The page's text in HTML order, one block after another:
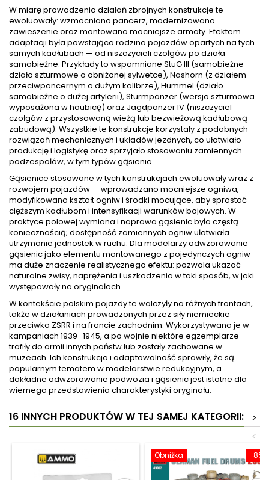
W miarę prowadzenia działań zbrojnych konstrukcje te
ewoluowały: wzmocniano pancerz, modernizowano
zawieszenie oraz montowano mocniejsze armaty. Efektem
adaptacji była powstająca rodzina pojazdów opartych na tych
samych kadłubach — od niszczycieli czołgów po działa
samobieżne. Przykłady to wspomniane StuG III (samobieżne
działo szturmowe o obniżonej sylwetce), Nashorn (z działem
przeciwpancernym o dużym kalibrze), Hummel (działo
samobieżne o dużej artylerii), Sturmpanzer (wersja szturmowa
wyposażona w haubicę) oraz Jagdpanzer IV (niszczyciel
czołgów z przystosowaną wieżą lub bezwieżową kadłubową
zabudową). Wszystkie te konstrukcje korzystały z podobnych
rozwiązań mechanicznych i układów jezdnych, co ułatwiało
produkcję i logistykę oraz sprzyjało stosowaniu zamiennych
podzespołów, w tym typów gąsienic.
Gąsienice stosowane w tych konstrukcjach ewoluowały wraz z
rozwojem pojazdów — wprowadzano mocniejsze ogniwa,
modyfikowano kształt ogniw i środki mocujące, aby sprostać
cięższym kadłubom i intensyfikacji warunków bojowych. W
praktyce polowej wymiana i naprawa gąsienic była częstą
koniecznością; dostępność zamiennych ogniw ułatwiała
utrzymanie jednostek w ruchu. Dla modelarzy odwzorowanie
gąsienic jako elementu montowanego z pojedynczych ogniw
ma duże znaczenie realistycznego efektu: pozwala ukazać
naturalne zwisy, naprężenia i uszkodzenia w taki sposób, w jaki
występowały na oryginałach.
W kontekście polskim pojazdy te walczyły na różnych frontach,
także w działaniach prowadzonych przez siły niemieckie
przeciwko ZSRR i na froncie zachodnim. Wykorzystywano je w
kampaniach 1939–1945, a po wojnie niektóre egzemplarze
trafiły do armii innych państw lub zostały zachowane w
muzeach. Ich konstrukcja i adaptowalność sprawiły, że są
popularnym tematem w modelarstwie redukcyjnym, a
dokładne odwzorowanie podwozia i gąsienic jest istotne dla
wiernego przedstawienia charakterystyki oryginału.
16 INNYCH PRODUKTÓW W TEJ SAMEJ KATEGORII:
>
<
-8%
Obniżka